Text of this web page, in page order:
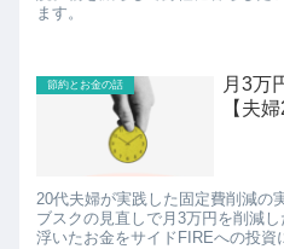
ます。
節約とお金の話
月3万
【夫
20代夫婦が実践した固定費削減の
ブスクの見直しで月3万円を削減
浮いたお金をサイドFIREへの投資